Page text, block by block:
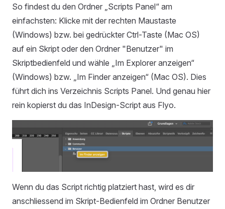
So findest du den Ordner „Scripts Panel“ am
einfachsten: Klicke mit der rechten Maustaste
(Windows) bzw. bei gedrückter Ctrl-Taste (Mac OS)
auf ein Skript oder den Ordner "Benutzer" im
Skriptbedienfeld und wähle „Im Explorer anzeigen“
(Windows) bzw. „Im Finder anzeigen“ (Mac OS). Dies
führt dich ins Verzeichnis Scripts Panel. Und genau hier
rein kopierst du das InDesign-Script aus Flyo.
Wenn du das Script richtig platziert hast, wird es dir
anschliessend im Skript-Bedienfeld im Ordner Benutzer